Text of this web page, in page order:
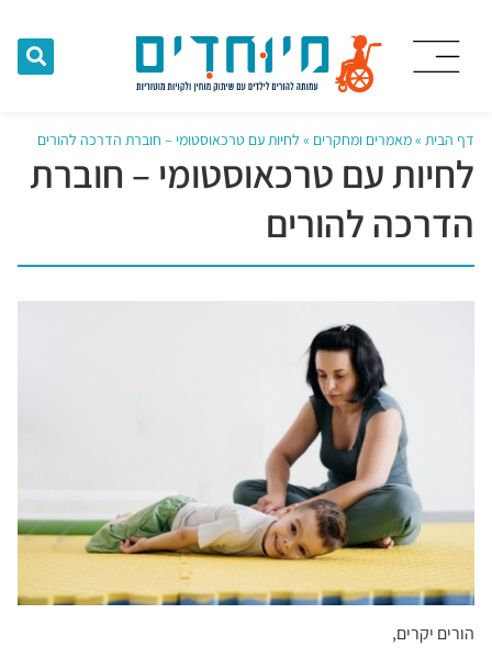
דף הבית »מאמרים ומחקרים » לחיות עם טרכאוסטומי – חוברת הדרכה להורים
לחיות עם טרכאוסטומי – חוברת
הדרכה להורים
הורים יקרים,